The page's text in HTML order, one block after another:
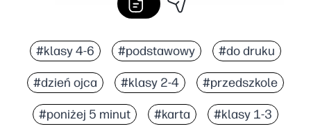
#klasy 4-6 #podstawowy #do druku
#dzień ojca #klasy 2-4 #przedszkole
#poniżej 5 minut #karta #klasy 1-3